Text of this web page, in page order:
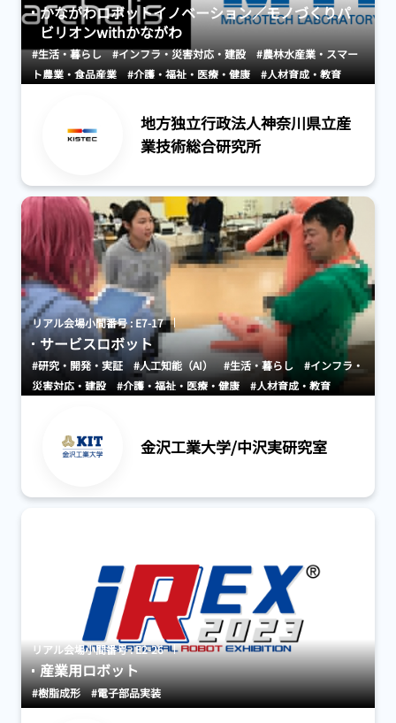
かながわロボットイノベーション／モノづくりパ
ビリオンwithかながわ
#生活・暮らし #インフラ・災害対応・建設
#農林水産業・スマー
ト農業・食品産業
#介護・福祉・医療・健康 #人材育成・教育
地方独立行政法人神奈川県立産
業技術総合研究所
リアル会場小間番号 : E7-17
サービスロボット
#研究・開発・実証 #人工知能（AI） #生活・暮らし
#インフラ・
災害対応・建設
#介護・福祉・医療・健康 #人材育成・教育
金沢工業大学/中沢実研究室
リアル会場小間番号 : E2-26
産業用ロボット
#樹脂成形 #電子部品実装